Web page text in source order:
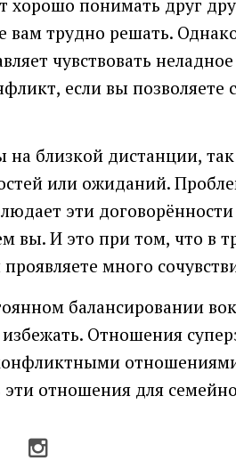
хорошо понимать друг
вам трудно решать.
чувствовать
если вы позволяете
близкой дистанции,
или ожиданий.
эти
вы. И это при том, что в
много
балансировании
Отношения
отношения для